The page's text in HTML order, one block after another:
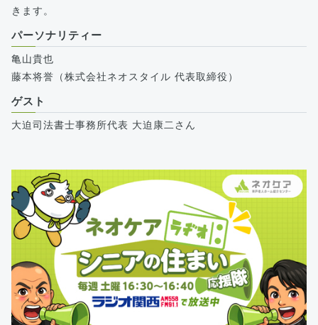
きます。
パーソナリティー
亀山貴也
藤本将誉（株式会社ネオスタイル 代表取締役）
ゲスト
大迫司法書士事務所代表 大迫康二さん